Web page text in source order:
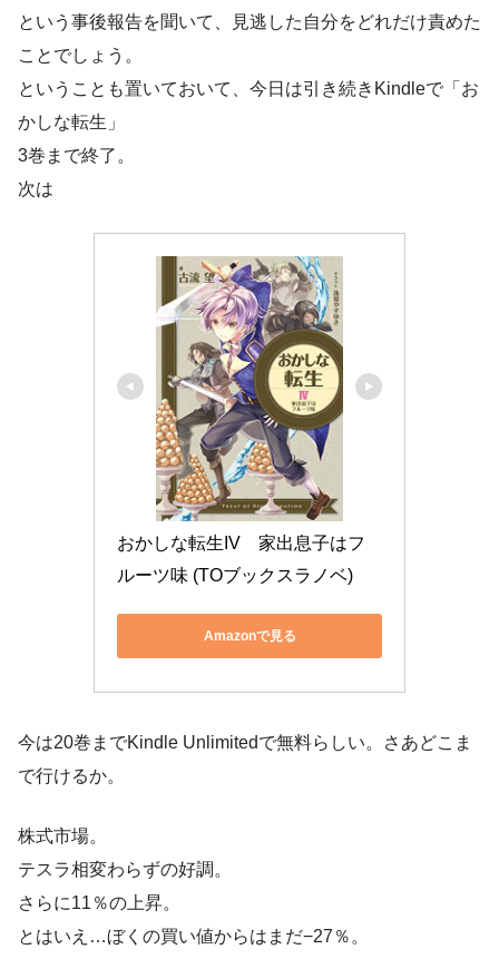
という事後報告を聞いて、見逃した自分をどれだけ責めた
ことでしょう。
ということも置いておいて、今日は引き続きKindleで「お
かしな転生」
3巻まで終了。
次は
おかしな転生IV　家出息子はフ
ルーツ味 (TOブックスラノベ)
Amazonで見る
今は20巻までKindle Unlimitedで無料らしい。さあどこま
で行けるか。
株式市場。
テスラ相変わらずの好調。
さらに11％の上昇。
とはいえ…ぼくの買い値からはまだ−27％。